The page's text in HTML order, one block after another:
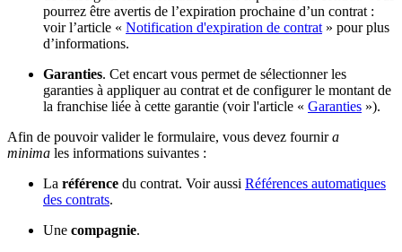
pourrez être avertis de l’expiration prochaine d’un contrat :
voir l’article « Notification d'expiration de contrat» pour plus
d’informations.
Garanties. Cet encart vous permet de sélectionner les
garanties à appliquer au contrat et de configurer le montant de
la franchise liée à cette garantie (voir l'article « Garanties »).
Afin de pouvoir valider le formulaire, vous devez fournira
minima les informations suivantes :
La référence du contrat. Voir aussi Références automatiques
des contrats.
Une compagnie.